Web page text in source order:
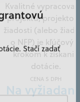
Kvalitné
projektu,
žiadosti (alebo
o NFP) je
krokom k získaniu
dotácie.
CENA S DPH
Na
Stačí zadať